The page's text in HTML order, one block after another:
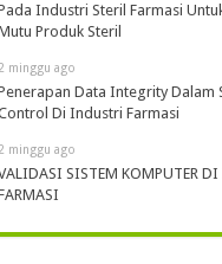
Industri Steril Farmasi
Produk Steril
minggu ago
Data Integrity Dalam
Di Industri Farmasi
minggu ago
SISTEM KOMPUTER